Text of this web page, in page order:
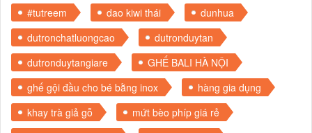
#tutreem dao kiwi thái
dunhua
dutronchatluongcao
dutronduytan
dutronduytangiare
GHẾ BALI HÀ NỘI
ghế gội đầu cho bé bằng inox
hàng gia dụng
khay trà giả gỗ
mứt bèo phíp giá rẻ